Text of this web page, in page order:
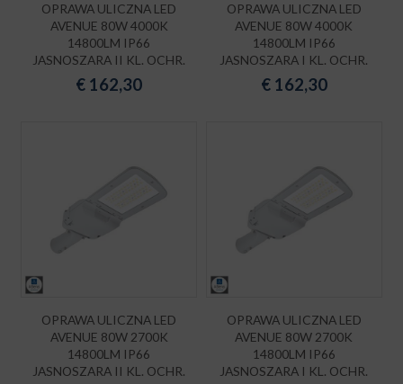
OPRAWA ULICZNA LED
AVENUE 80W 4000K
14800LM IP66
JASNOSZARA II KL. OCHR.
€ 162,30
OPRAWA ULICZNA LED
AVENUE 80W 4000K
14800LM IP66
JASNOSZARA I KL. OCHR.
€ 162,30
OPRAWA ULICZNA LED
AVENUE 80W 2700K
14800LM IP66
JASNOSZARA II KL. OCHR.
OPRAWA ULICZNA LED
AVENUE 80W 2700K
14800LM IP66
JASNOSZARA I KL. OCHR.